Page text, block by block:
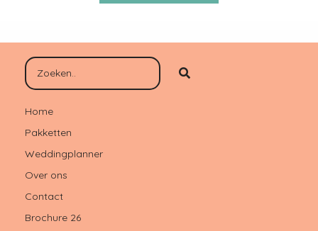
Home
Pakketten
Weddingplanner
Over ons
Contact
Brochure 26